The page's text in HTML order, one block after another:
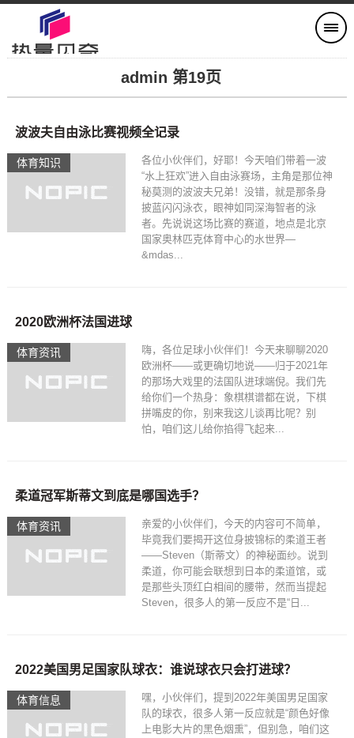
admin 第19页
体育知识
波波夫自由泳比赛视频全记录
各位小伙伴们，好耶！今天咱们带着一波
“水上狂欢”进入自由泳赛场，主角是那位神
秘莫测的波波夫兄弟！没错，就是那条身
披蓝闪闪泳衣，眼神如同深海智者的泳
者。先说说这场比赛的赛道，地点是北京
国家奥林匹克体育中心的水世界—
&mdas...
体育资讯
2020欧洲杯法国进球
嗨，各位足球小伙伴们！今天来聊聊2020
欧洲杯——或更确切地说——归于2021年
的那场大戏里的法国队进球端倪。我们先
给你们一个热身：象棋棋谱都在说，下棋
拼嘴皮的你，别来我这儿谈再比呢？别
怕，咱们这儿给你掐得飞起来...
体育资讯
柔道冠军斯蒂文到底是哪国选手？
亲爱的小伙伴们，今天的内容可不简单，
毕竟我们要揭开这位身披锦标的柔道王者
——Steven（斯蒂文）的神秘面纱。说到
柔道，你可能会联想到日本的柔道馆，或
是那些头顶红白相间的腰带，然而当提起
Steven，很多人的第一反应不是“日...
体育信息
2022美国男足国家队球衣：谁说球衣只会打进球？
嘿，小伙伴们，提到2022年美国男足国家
队的球衣，很多人第一反应就是“颜色好像
上电影大片的黑色烟熏”，但别急，咱们这